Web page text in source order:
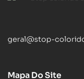
geral@stop-
Mapa Do Site